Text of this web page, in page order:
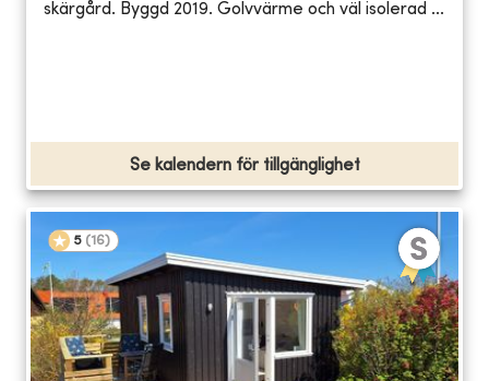
skärgård. Byggd 2019. Golvvärme och väl isolerad ...
Se kalendern för tillgänglighet
5 (16)